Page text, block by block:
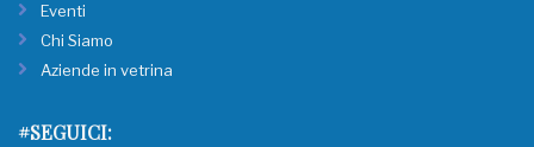
Eventi
Chi Siamo
Aziende in vetrina
#SEGUICI: